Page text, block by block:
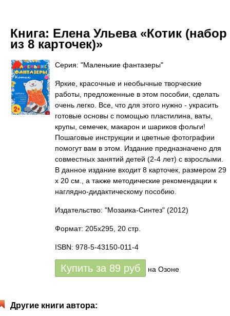
Книга: Елена Ульева «Котик (набор
из 8 карточек)»
Серия: "Маленькие фантазеры"
Яркие, красочные и необычные творческие
работы, предложенные в этом пособии, сделать
очень легко. Все, что для этого нужно - украсить
готовые основы с помощью пластилина, ваты,
крупы, семечек, макарон и шариков фольги!
Пошаговые инструкции и цветные фотографии
помогут вам в этом. Издание предназначено для
совместных занятий детей (2-4 лет) с взрослыми.
В данное издание входит 8 карточек, размером 29
х 20 см., а также методические рекомендации к
наглядно-дидактическому пособию.
Издательство: "Мозаика-Синтез" (2012)
Формат: 205x295, 20 стр.
ISBN: 978-5-43150-011-4
Купить за 89 руб на Озоне
Другие книги автора: